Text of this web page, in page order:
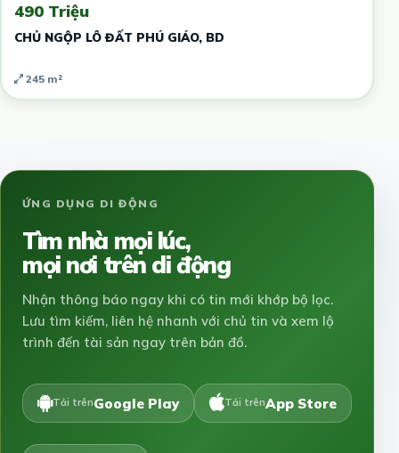
490 Triệu
CHỦ NGỘP LÔ ĐẤT PHÚ GIÁO, BD
245 m²
ỨNG DỤNG DI ĐỘNG
Tìm nhà mọi lúc,
mọi nơi trên di động
Nhận thông báo ngay khi có tin mới khớp bộ lọc.
Lưu tìm kiếm, liên hệ nhanh với chủ tin và xem lộ
trình đến tài sản ngay trên bản đồ.
Tải trênGoogle Play Tải trênApp Store